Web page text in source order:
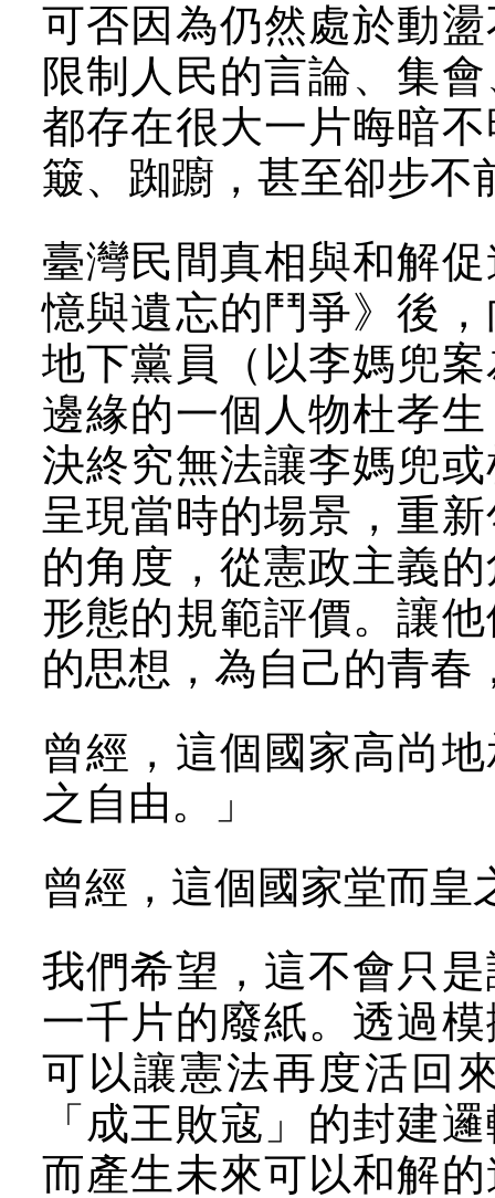
可否因為仍然處於動
限制人民的言論、集
都存在很大一片晦暗
簸、踟躕，甚至卻步不
臺灣民間真相與和解
憶與遺忘的鬥爭》後
地下黨員（以李媽兜
邊緣的一個人物杜孝
決終究無法讓李媽兜
呈現當時的場景，重
的角度，從憲政主義
形態的規範評價。讓
的思想，為自己的青春
曾經，這個國家高尚
之自由。」
曾經，這個國家堂而皇
我們希望，這不會只
一千片的廢紙。透過
可以讓憲法再度活回
「成王敗寇」的封建
而產生未來可以和解